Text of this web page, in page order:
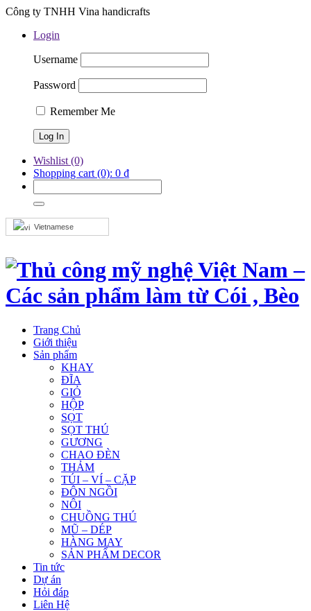
Công ty TNHH Vina handicrafts
Login
Username
Password
Remember Me
Wishlist (0)
Shopping cart (0): 0 ₫
Vietnamese
Trang Chủ
Giới thiệu
Sản phẩm
KHAY
ĐĨA
GIỎ
HỘP
SỌT
SỌT THÚ
GƯƠNG
CHAO ĐÈN
THẢM
TÚI – VÍ – CẶP
ĐÔN NGỒI
NÔI
CHUỒNG THÚ
MŨ – DÉP
HÀNG MAY
SẢN PHẨM DECOR
Tin tức
Dự án
Hỏi đáp
Liên Hệ